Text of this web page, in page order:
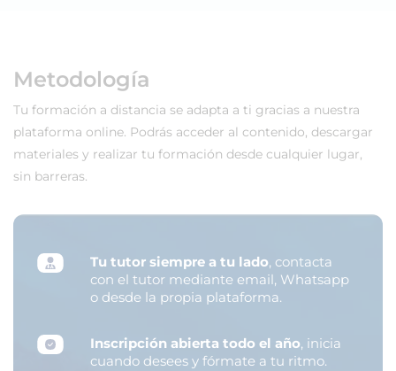
Metodología
Tu formación a distancia se adapta a ti gracias a nuestra
plataforma online. Podrás acceder al contenido, descargar
materiales y realizar tu formación desde cualquier lugar,
sin barreras.
Tu tutor siempre a tu lado, contacta
con el tutor mediante email, Whatsapp
o desde la propia plataforma.
Inscripción abierta todo el año, inicia
cuando desees y fórmate a tu ritmo.